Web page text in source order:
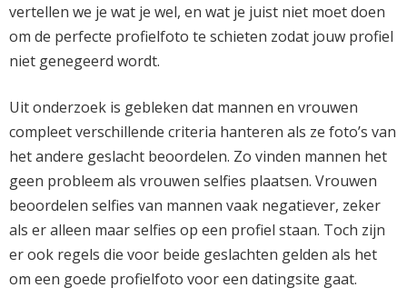
vertellen we je wat je wel, en wat je juist niet moet doen
om de perfecte profielfoto te schieten zodat jouw profiel
niet genegeerd wordt.
Uit onderzoek is gebleken dat mannen en vrouwen
compleet verschillende criteria hanteren als ze foto’s van
het andere geslacht beoordelen. Zo vinden mannen het
geen probleem als vrouwen selfies plaatsen. Vrouwen
beoordelen selfies van mannen vaak negatiever, zeker
als er alleen maar selfies op een profiel staan. Toch zijn
er ook regels die voor beide geslachten gelden als het
om een goede profielfoto voor een datingsite gaat.